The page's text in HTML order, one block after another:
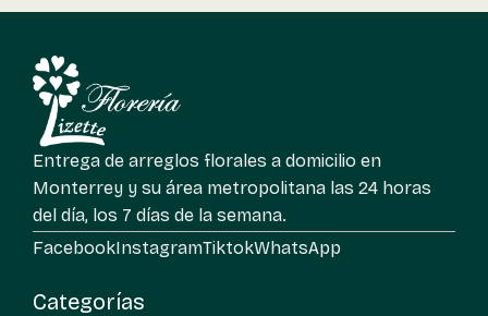
Categorías
Entrega de arreglos florales a domicilio en
Monterrey y su área metropolitana las 24 horas
del día, los 7 días de la semana.
FacebookInstagramTiktokWhatsApp